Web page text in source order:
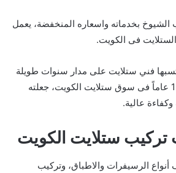
بخدماته واسعاره المنخفضة، يعمل
فى الكويت.
فني ستلايت على مدار سنوات طويلة
من العمل وصلت حتى 15 عاماً فى سوق ستلايت الكويت، جعلته
عالية.
ستلايت الكويت
الرسيفرات والاطباق، وتركيب